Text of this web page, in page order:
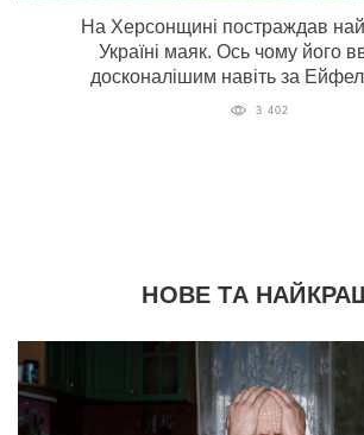
На Херсонщині постраждав
Україні маяк. Ось чому його
досконалішим навіть за
3 402
НОВЕ ТА